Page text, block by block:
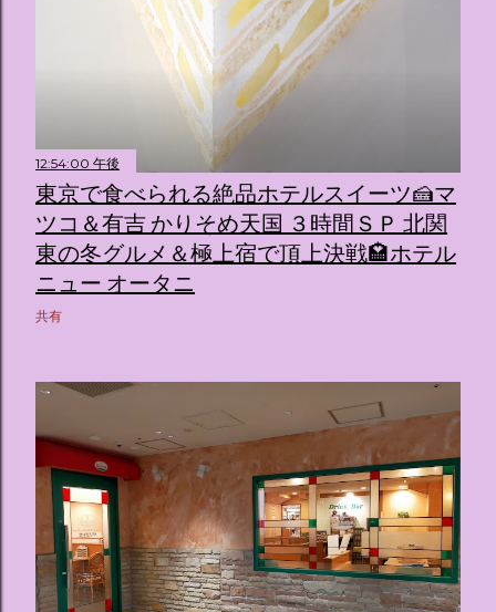
12:54:00 午後
東京で食べられる絶品ホテルスイーツ🍰マ
ツコ＆有吉 かりそめ天国 ３時間ＳＰ 北関
東の冬グルメ＆極上宿で頂上決戦🏩ホテル
ニュー オータニ
共有